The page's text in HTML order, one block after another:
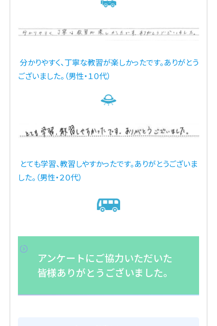
分かりやすく、丁寧な教習が楽しかったです。ありがとう
ございました。（男性・１０代）
とても学習、教習しやすかったです。ありがとうございま
した。（男性・２０代）
アンケートにご協力いただいた
皆様ありがとうございました。